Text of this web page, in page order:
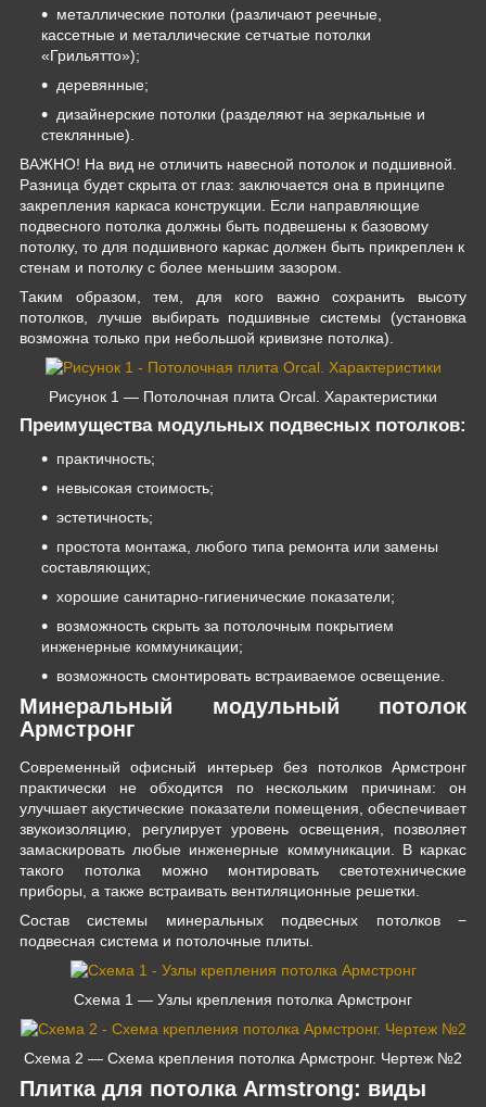
металлические потолки (различают реечные,
кассетные и металлические сетчатые потолки
«Грильятто»);
деревянные;
дизайнерские потолки (разделяют на зеркальные и
стеклянные).
ВАЖНО! На вид не отличить навесной потолок и подшивной.
Разница будет скрыта от глаз: заключается она в принципе
закрепления каркаса конструкции. Если направляющие
подвесного потолка должны быть подвешены к базовому
потолку, то для подшивного каркас должен быть прикреплен к
стенам и потолку с более меньшим зазором.
Таким образом, тем, для кого важно сохранить высоту
потолков, лучше выбирать подшивные системы (установка
возможна только при небольшой кривизне потолка).
Рисунок 1 — Потолочная плита Orcal. Характеристики
Преимущества модульных подвесных потолков:
практичность;
невысокая стоимость;
эстетичность;
простота монтажа, любого типа ремонта или замены
составляющих;
хорошие санитарно-гигиенические показатели;
возможность скрыть за потолочным покрытием
инженерные коммуникации;
возможность смонтировать встраиваемое освещение.
Минеральный модульный потолок
Армстронг
Современный офисный интерьер без потолков Армстронг
практически не обходится по нескольким причинам: он
улучшает акустические показатели помещения, обеспечивает
звукоизоляцию, регулирует уровень освещения, позволяет
замаскировать любые инженерные коммуникации. В каркас
такого потолка можно монтировать светотехнические
приборы, а также встраивать вентиляционные решетки.
Состав системы минеральных подвесных потолков −
подвесная система и потолочные плиты.
Схема 1 — Узлы крепления потолка Армстронг
Схема 2 — Схема крепления потолка Армстронг. Чертеж №2
Плитка для потолка Armstrong: виды